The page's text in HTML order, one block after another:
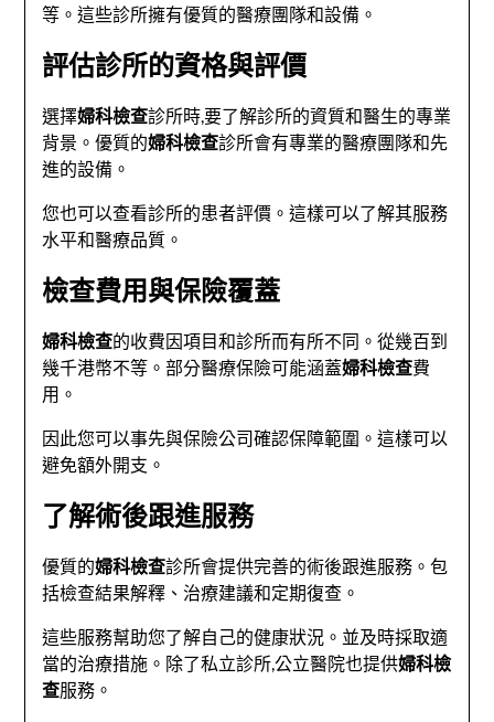
等。這些診所擁有優質的醫療團隊和設備。
評估診所的資格與評價
選擇婦科檢查診所時,要了解診所的資質和醫生的專業
背景。優質的婦科檢查診所會有專業的醫療團隊和先
進的設備。
您也可以查看診所的患者評價。這樣可以了解其服務
水平和醫療品質。
檢查費用與保險覆蓋
婦科檢查的收費因項目和診所而有所不同。從幾百到
幾千港幣不等。部分醫療保險可能涵蓋婦科檢查費
用。
因此您可以事先與保險公司確認保障範圍。這樣可以
避免額外開支。
了解術後跟進服務
優質的婦科檢查診所會提供完善的術後跟進服務。包
括檢查結果解釋、治療建議和定期復查。
這些服務幫助您了解自己的健康狀況。並及時採取適
當的治療措施。除了私立診所,公立醫院也提供婦科檢
查服務。